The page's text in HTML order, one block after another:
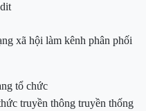
xã hội làm kênh phân phối
tổ chức
truyền thông truyền thống